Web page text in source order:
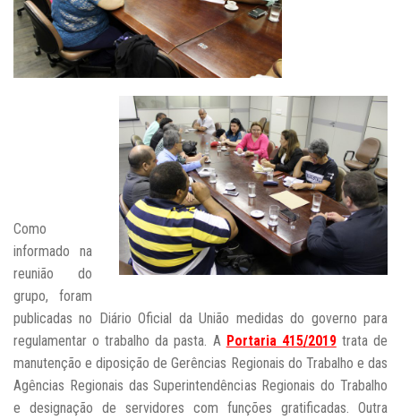
Como
informado na
reunião do
grupo, foram
publicadas no Diário Oficial da União medidas do governo para
regulamentar o trabalho da pasta. A Portaria 415/2019 trata de
manutenção e diposição de Gerências Regionais do Trabalho e das
Agências Regionais das Superintendências Regionais do Trabalho
e designação de servidores com funções gratificadas. Outra